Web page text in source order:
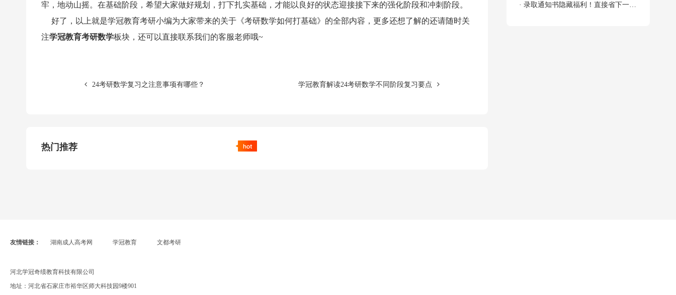
牢，地动山摇。在基础阶段，希望大家做好规划，打下扎实基础，才能以良好的状态迎接接下来的强化阶段和冲刺阶段。
好了，以上就是学冠教育考研小编为大家带来的关于《考研数学如何打基础》的全部内容，更多还想了解的还请随时关
注学冠教育考研数学板块，还可以直接联系我们的客服老师哦~
24考研数学复习之注意事项有哪些？ 学冠教育解读24考研数学不同阶段复习要点
热门推荐
与奔赴！
· 录取通知书隐藏福利！直接省下一大
友情链接： 湖南成人高考网 学冠教育 文都考研
河北学冠奇绩教育科技有限公司
地址：河北省石家庄市裕华区师大科技园9楼901